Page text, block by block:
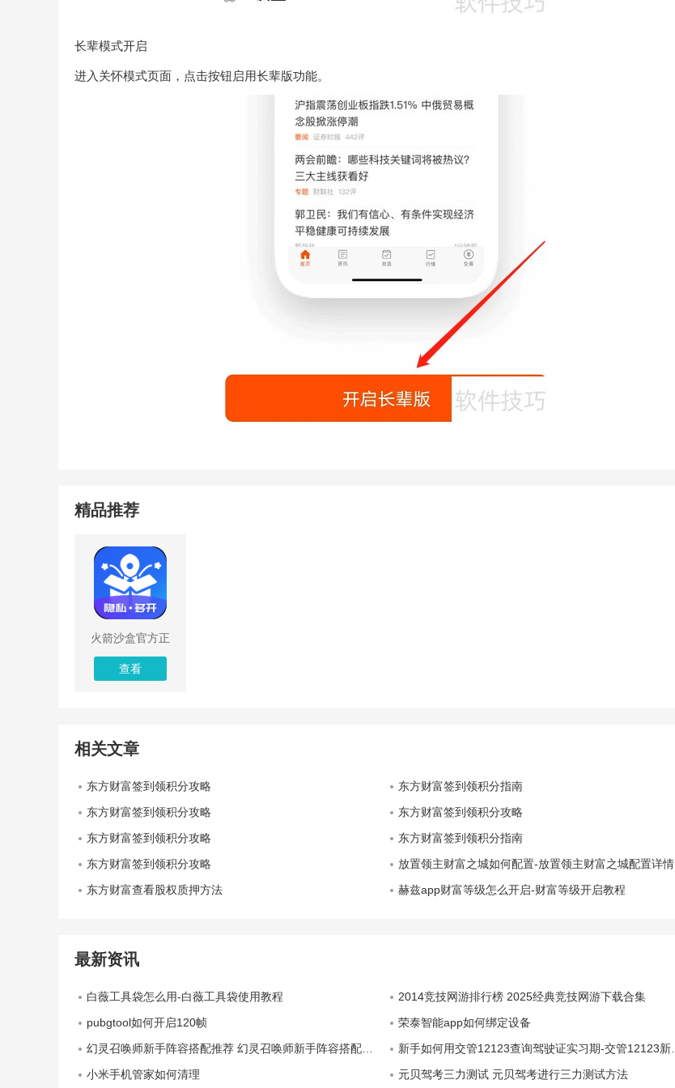
长辈模式开启
进入关怀模式页面，点击按钮启用长辈版功能。
精品推荐
火箭沙盒官方正
版
查看
相关文章
东方财富签到领积分攻略
东方财富签到领积分指南
东方财富签到领积分攻略
东方财富签到领积分攻略
东方财富签到领积分攻略
东方财富签到领积分指南
东方财富签到领积分攻略
放置领主财富之城如何配置-放置领主财富之城配置详情公布
东方财富查看股权质押方法
赫兹app财富等级怎么开启-财富等级开启教程
最新资讯
白薇工具袋怎么用-白薇工具袋使用教程
2014竞技网游排行榜 2025经典竞技网游下载合集
pubgtool如何开启120帧
荣泰智能app如何绑定设备
幻灵召唤师新手阵容搭配推荐 幻灵召唤师新手阵容搭配攻略
新手如何用交管12123查询驾驶证实习期-交管12123新手驾驶证实习期怎么查
小米手机管家如何清理
元贝驾考三力测试 元贝驾考进行三力测试方法